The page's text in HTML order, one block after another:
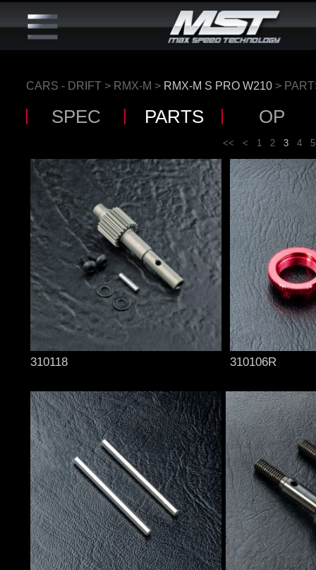
CARS - DRIFT > RMX-M > RMX-M S PRO W210 >
SPEC PARTS OP
<< < 1 2 3 4 5
310118 310106R